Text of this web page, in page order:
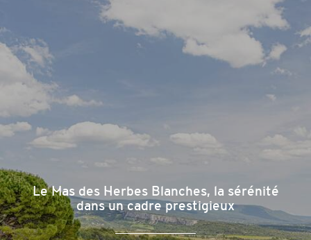
Le Mas des Herbes Blanches, la sérénité
dans un cadre prestigieux